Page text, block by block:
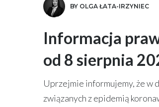
BY OLGA ŁATA-IRZYNIEC
Informacja
od 8 sierpnia
Uprzejmie informujemy, że w
związanych z epidemią